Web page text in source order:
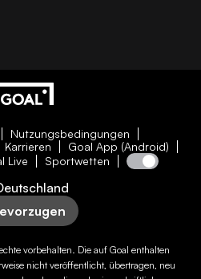
Nutzungsbedingungen
Karrieren
Goal App (Android)
Live Sportwetten
vorbehalten. Die aufGoal enthalten
nicht veröffentlicht, übertragen, neu